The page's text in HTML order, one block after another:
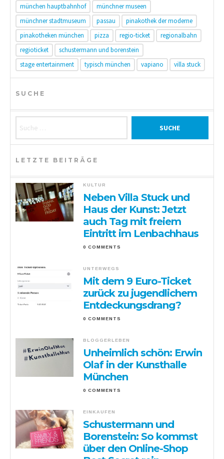
münchen hauptbahnhof
münchner museen
münchner stadtmuseum
passau
pinakothek der moderne
pinakotheken münchen
pizza regio-ticket
regionalbahn
regioticket
schustermann und borenstein
stage entertainment
typisch münchen vapiano villa stuck
SUCHE
LETZTE BEITRÄGE
KULTUR
Neben Villa Stuck und
Haus der Kunst: Jetzt
auch Tag mit freiem
Eintritt im Lenbachhaus
0 COMMENTS
UNTERWEGS
Mit dem 9 Euro-Ticket
zurück zu jugendlichem
Entdeckungsdrang?
0 COMMENTS
BLOGGERLEBEN
Unheimlich schön: Erwin
Olaf in der Kunsthalle
München
0 COMMENTS
EINKAUFEN
Schustermann und
Borenstein: So kommst
über den Online-Shop